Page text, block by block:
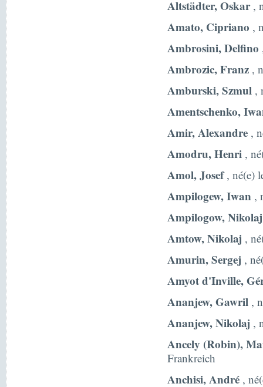
Altstädter, Oskar,
Amato, Cipriano ,
Ambrosini, Delfino
Ambrozic, Franz ,
Amburski, Szmul ,
Amentschenko,
Amir, Alexandre ,
Amodru, Henri ,
Amol, Josef, né(e)
Ampilogew, Iwan ,
Ampilogow, Nikolaj
Amtow, Nikolaj ,
Amurin, Sergej ,
Amyot d'Inville,
Ananjew, Gawril ,
Ananjew, Nikolaj ,
Ancely (Robin),
Frankreich
Anchisi, André ,